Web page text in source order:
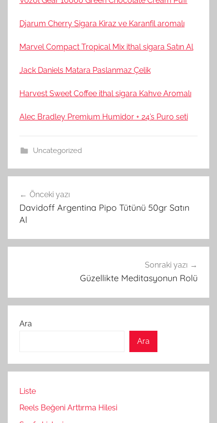
Djarum Cherry Sigara Kiraz ve Karanfil aromalı
Marvel Compact Tropical Mix ithal sigara Satın Al
Jack Daniels Matara Paslanmaz Çelik
Harvest Sweet Coffee ithal sigara Kahve Aromalı
Alec Bradley Premium Humidor + 24’s Puro seti
Uncategorized
gezinmesi
Önceki yazı
Davidoff Argentina Pipo Tütünü 50gr Satın
Al
Sonraki yazı
Güzellikte Meditasyonun Rolü
Ara
Ara
Liste
Reels Beğeni Arttırma Hilesi